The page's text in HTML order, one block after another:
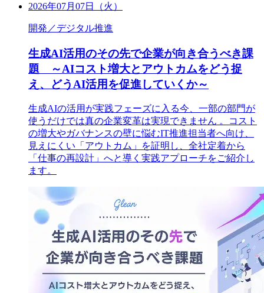
2026年07月07日（火）
開発／デジタル推進
生成AI活用のその先で企業が向き合うべき課
題 ～AIコスト増大とアウトカムをどう捉
え、どうAI活用を促進していくか～
生成AIの活用が実践フェーズに入る今、一部の部門が
使うだけでは真の企業変革は実現できません 。コスト
の増大やガバナンスの壁に悩むIT推進担当者へ向け、
見えにくい「アウトカム」を証明し、全社定着から
「仕事の再設計」へと導く実践アプローチをご紹介し
ます。